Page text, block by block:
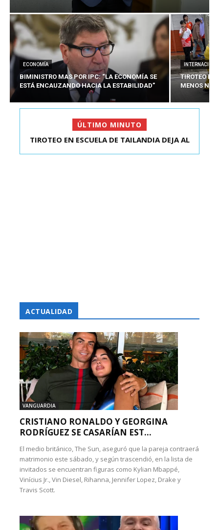
ECONOMÍA
BIMINISTRO MAS POR IPC: “LA ECONOMÍA SE
ESTÁ ENCAUZANDO HACIA LA ESTABILIDAD”
TIROTEO
MENOS
ÚLTIMO MINUTO
HARBOE: “LO QUE SE REQUIERE AHORA ES HACER
TIROTEO EN ESCUELA DE TAILANDIA DEJA AL
ACTUALIDAD
VANGUARDIA
CRISTIANO RONALDO Y GEORGINA
RODRÍGUEZ SE CASARÍAN EST...
El medio británico, The Sun, aseguró que la pareja contraerá
matrimonio este sábado, y según trascendió, en la lista de
invitados se encuentran figuras como Kylian Mbappé,
Vinícius Jr., Vin Diesel, Rihanna, Jennifer Lopez, Drake y
Travis Scott.